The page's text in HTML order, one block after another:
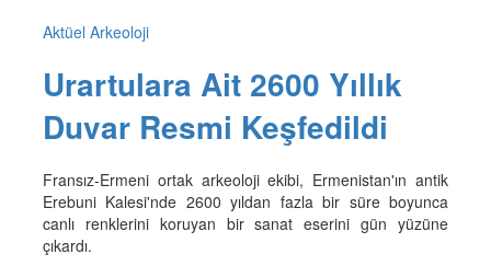
Aktüel Arkeoloji
Urartulara Ait 2600 Yıllık
Duvar Resmi Keşfedildi
Fransız-Ermeni ortak arkeoloji ekibi, Ermenistan'ın antik
Erebuni Kalesi'nde 2600 yıldan fazla bir süre boyunca
canlı renklerini koruyan bir sanat eserini gün yüzüne
çıkardı.